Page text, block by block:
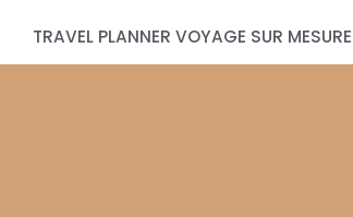
TRAVEL PLANNER VOYAGE SUR MESURE